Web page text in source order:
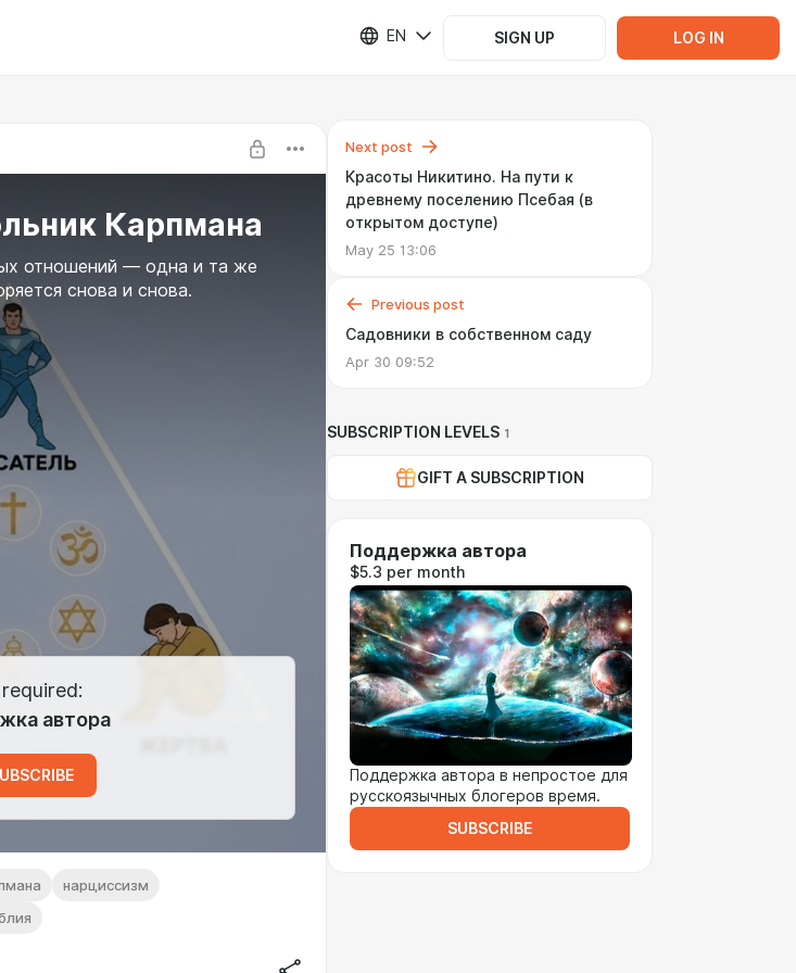
EN SIGN UP LOG IN
Карпмана
отношений — одна и та же
снова и снова.
автора
нарциссизм
Next post
Красоты Никитино. На пути к
древнему поселению Псебая (в
открытом доступе)
May 25 13:06
Previous post
Садовники в собственном саду
Apr 30 09:52
SUBSCRIPTION LEVELS 1
GIFT A SUBSCRIPTION
Поддержка автора
$5.3 per month
Поддержка автора в непростое для
русскоязычных блогеров время.
SUBSCRIBE